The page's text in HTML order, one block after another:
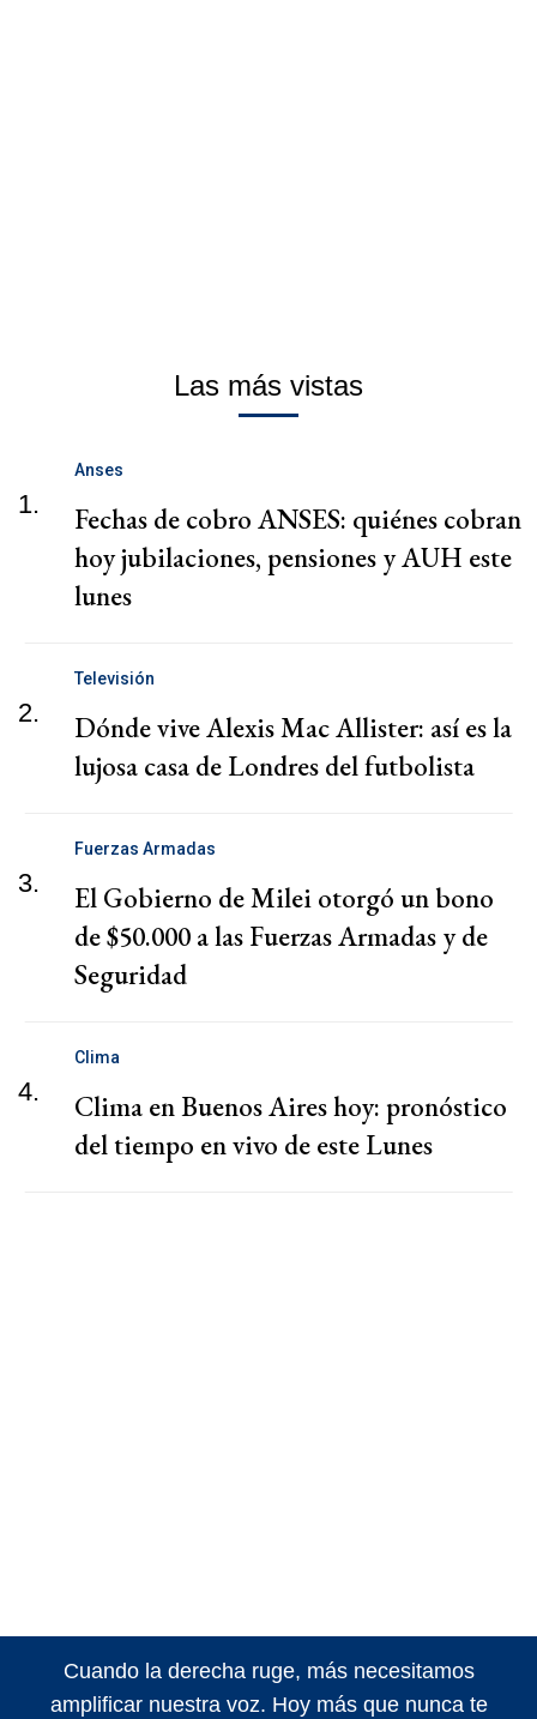
Las más vistas
1.
Anses
Fechas de cobro ANSES: quiénes cobran
hoy jubilaciones, pensiones y AUH este
lunes
2.
Televisión
Dónde vive Alexis Mac Allister: así es la
lujosa casa de Londres del futbolista
3.
Fuerzas Armadas
El Gobierno de Milei otorgó un bono
de $50.000 a las Fuerzas Armadas y de
Seguridad
4.
Clima
Clima en Buenos Aires hoy: pronóstico
del tiempo en vivo de este Lunes
Cuando la derecha ruge, más necesitamos
amplificar nuestra voz. Hoy más que nunca te